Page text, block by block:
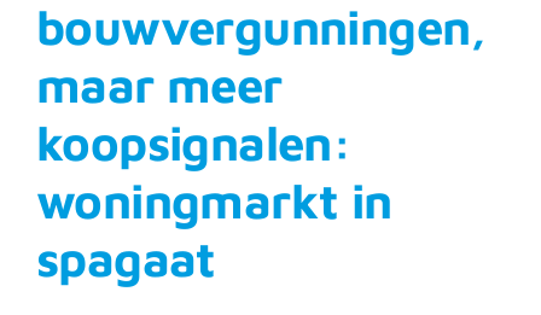
bouwvergunningen,
maar meer
koopsignalen:
woningmarkt in
spagaat